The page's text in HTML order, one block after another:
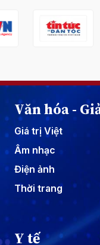
Văn hóa -
Giá trị Việt
Âm nhạc
Điện ảnh
Thời trang
Y tế